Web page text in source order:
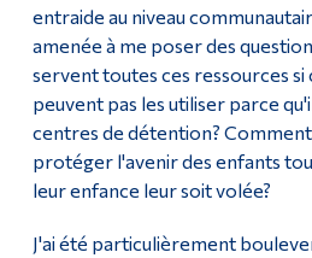
entraide au niveau
amenée à me poser des
servent toutes ces ressources si
peuvent pas les utiliser parce
centres de détention?
protéger l'avenir des enfants
leur enfance leur soit volée?
J'ai été particulièrement